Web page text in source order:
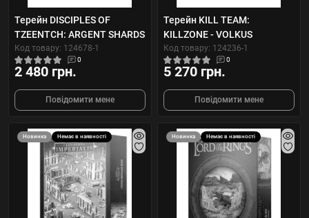
Терейн DISCIPLES OF
TZEENTCH: ARGENT SHARDS
Код товару: 124678-1
0
2 480 грн.
Повідомити мене
Терейн KILL TEAM:
KILLZONE - VOLKUS
Код товару: 124236-1
0
5 270 грн.
Повідомити мене
Новинка Немає в наявності Новинка Немає в наявності